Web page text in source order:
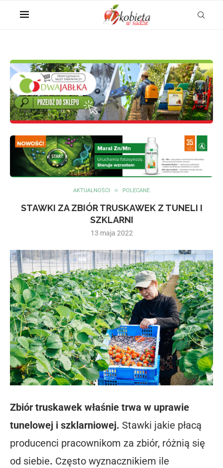
AKTUALNOŚCI POLECANE
STAWKI ZA ZBIÓR TRUSKAWEK Z TUNELI I
SZKLARNI
13 maja 2022
Zbiór truskawek właśnie trwa w uprawie
tunelowej i szklarniowej. Stawki jakie płacą
producenci pracownikom za zbiór, różnią się
od siebie. Często wyznacznikiem ile